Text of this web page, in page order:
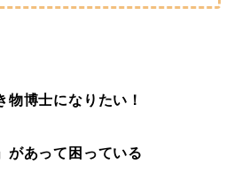
博士になりたい！
あって困っている